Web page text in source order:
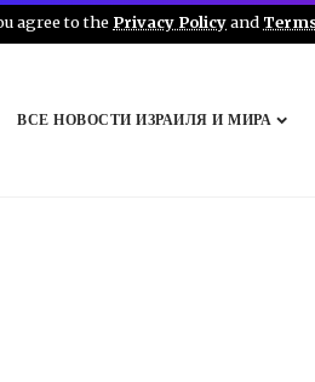
agree to the Privacy Policyand
ВСЕ НОВОСТИ ИЗРАИЛЯ И МИРА